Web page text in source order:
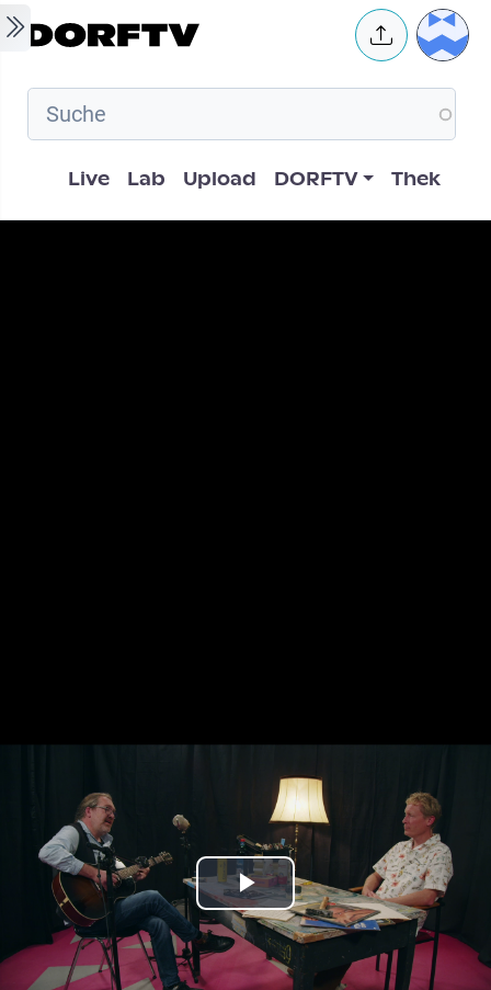
Skip to main content User
Hauptnavigation
Live Lab Upload DORFTV Thek
Play
Video